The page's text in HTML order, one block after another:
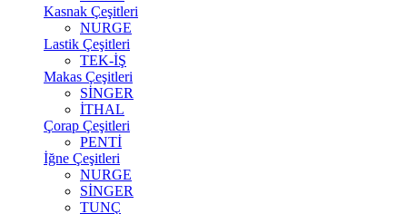
Kasnak Çeşitleri
NURGE
Lastik Çeşitleri
TEK-İŞ
Makas Çeşitleri
SİNGER
İTHAL
Çorap Çeşitleri
PENTİ
İğne Çeşitleri
NURGE
SİNGER
TUNÇ